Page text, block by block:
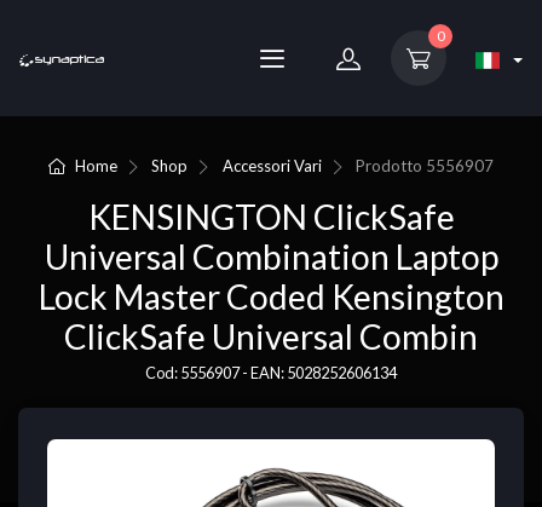
0
Home Shop Accessori Vari Prodotto 5556907
KENSINGTON ClickSafe
Universal Combination Laptop
Lock Master Coded Kensington
ClickSafe Universal Combin
Cod: 5556907 - EAN: 5028252606134